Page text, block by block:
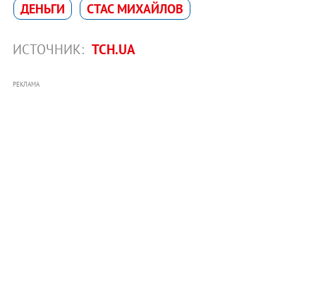
ДЕНЬГИ СТАС МИХАЙЛОВ
ИСТОЧНИК: ТСН.UA
РЕКЛАМА